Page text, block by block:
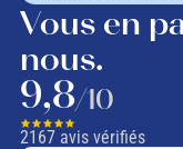
Vous en
nous.
9,8/10
2167avis vérifiés